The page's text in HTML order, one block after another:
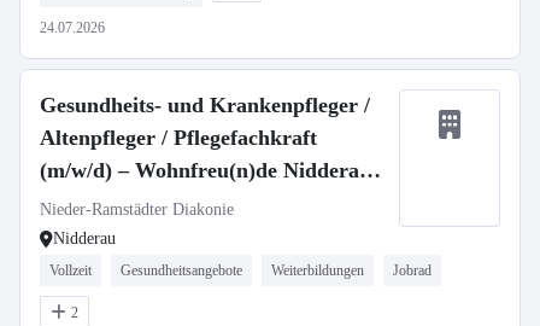
24.07.2026
Gesundheits- und Krankenpfleger /
Altenpfleger / Pflegefachkraft
(m/w/d) – Wohnfreu(n)de Nidderau –
Ambulant Betreutes Wohnen
Nieder-Ramstädter Diakonie
Nidderau
Vollzeit Gesundheitsangebote Weiterbildungen Jobrad
2